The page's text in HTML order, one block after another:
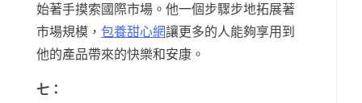
始著手摸索國際市場。他一個步驟步地拓展著
市場規模， 包養甜心網讓更多的人能夠享用到
他的產品帶來的快樂和安康。
七：